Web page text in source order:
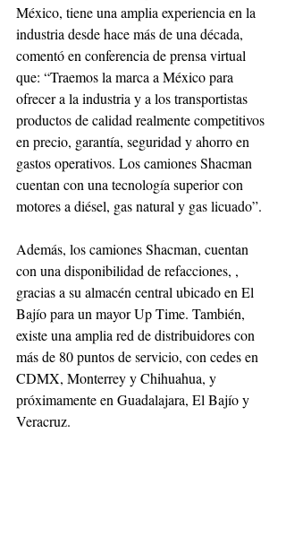
México, tiene una amplia experiencia en la
industria desde hace más de una década,
comentó en conferencia de prensa virtual
que: “Traemos la marca a México para
ofrecer a la industria y a los transportistas
productos de calidad realmente competitivos
en precio, garantía, seguridad y ahorro en
gastos operativos. Los camiones Shacman
cuentan con una tecnología superior con
motores a diésel, gas natural y gas licuado”.
Además, los camiones Shacman, cuentan
con una disponibilidad de refacciones, ,
gracias a su almacén central ubicado en El
Bajío para un mayor Up Time. También,
existe una amplia red de distribuidores con
más de 80 puntos de servicio, con cedes en
CDMX, Monterrey y Chihuahua, y
próximamente en Guadalajara, El Bajío y
Veracruz.